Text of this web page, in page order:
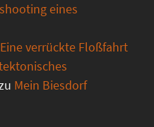
eines
verrückte Floßfahrt
Mein Biesdorf